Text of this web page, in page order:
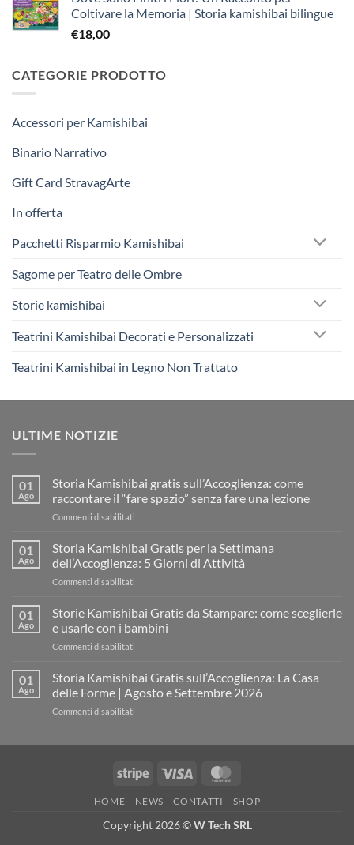
era:
è:
Coltivare la Memoria | Storia kamishibai bilingue
€18,00
CATEGORIE PRODOTTO
Accessori per Kamishibai
Binario Narrativo
Gift Card StravagArte
In offerta
Pacchetti Risparmio Kamishibai
Sagome per Teatro delle Ombre
Storie kamishibai
Teatrini Kamishibai Decorati e Personalizzati
Teatrini Kamishibai in Legno Non Trattato
ULTIME NOTIZIE
01
Ago
Storia Kamishibai gratis sull’Accoglienza: come
raccontare il “fare spazio” senza fare una lezione
Commenti disabilitati
Kamishibai
sull’Accoglienza:
il
“fare
una
lezione
01
Ago
Storia Kamishibai Gratis per la Settimana
dell’Accoglienza: 5 Giorni di Attività
Commenti disabilitati
Kamishibai
per
dell’Accoglienza:
Giorni
01
Ago
Storie Kamishibai Gratis da Stampare: come sceglierle
e usarle con i bambini
Commenti disabilitati
Kamishibai
da
usarle
con
bambini
01
Ago
Storia Kamishibai Gratis sull’Accoglienza: La Casa
delle Forme | Agosto e Settembre 2026
Commenti disabilitati
La
delle
|
Stripe Visa
HOME NEWS CONTATTI SHOP
Copyright 2026 ©W Tech SRL